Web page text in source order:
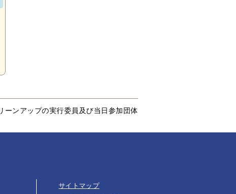
ーンアップの実行委員及び当日参加団体
サイトマップ